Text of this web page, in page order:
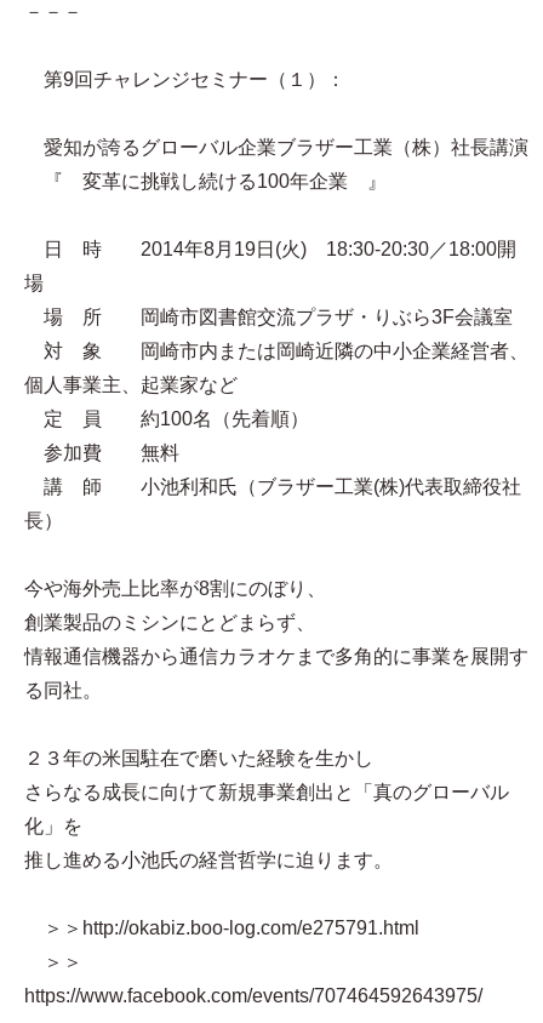
－－－
第9回チャレンジセミナー（１）：
愛知が誇るグローバル企業ブラザー工業（株）社長講演
『 変革に挑戦し続ける100年企業 』
日 時 2014年8月19日(火) 18:30-20:30／18:00開
場
場 所 岡崎市図書館交流プラザ・りぶら3F会議室
対 象 岡崎市内または岡崎近隣の中小企業経営者、
個人事業主、起業家など
定 員 約100名（先着順）
参加費 無料
講 師 小池利和氏（ブラザー工業(株)代表取締役社
長）
今や海外売上比率が8割にのぼり、
創業製品のミシンにとどまらず、
情報通信機器から通信カラオケまで多角的に事業を展開す
る同社。
２３年の米国駐在で磨いた経験を生かし
さらなる成長に向けて新規事業創出と「真のグローバル
化」を
推し進める小池氏の経営哲学に迫ります。
＞＞http://okabiz.boo-log.com/e275791.html
＞＞
https://www.facebook.com/events/707464592643975/